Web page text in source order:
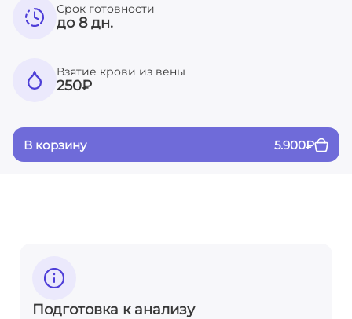
Срок готовности
до 8 дн.
Взятие крови из вены
250₽
В корзину 5.900₽
Подготовка к анализу